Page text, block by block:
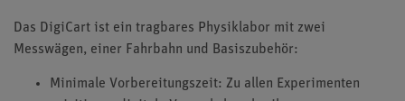
Das DigiCart ist ein tragbares Physiklabor mit zwei
Messwägen, einer Fahrbahn und Basiszubehör:
Minimale Vorbereitungszeit: Zu allen Experimenten